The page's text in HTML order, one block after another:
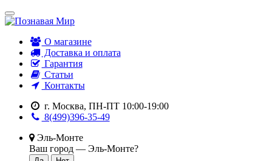
О магазине
Доставка и оплата
Гарантия
Статьи
Контакты
г. Москва, ПН-ПТ 10:00-19:00
8(499)396-35-49
Эль-Монте
Ваш город — Эль-Монте?